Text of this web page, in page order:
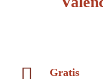
Gratis